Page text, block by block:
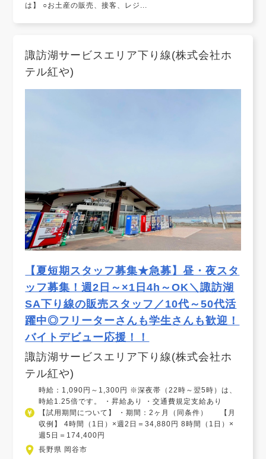
は】 ○お土産の販売、接客、レジ...
諏訪湖サービスエリア下り線(株式会社ホ
テル紅や)
【夏短期スタッフ募集★急募】昼・夜スタ
ッフ募集！週2日～×1日4h～OK＼諏訪湖
SA下り線の販売スタッフ／10代～50代活
躍中◎フリーターさんも学生さんも歓迎！
バイトデビュー応援！！
諏訪湖サービスエリア下り線(株式会社ホ
テル紅や)
時給：1,090円～1,300円 ※深夜帯（22時～翌5時）は、
時給1.25倍です。 ・昇給あり ・交通費規定支給あり
【試用期間について】 ・期間：2ヶ月（同条件） 【月
収例】 4時間（1日）×週2日＝34,880円 8時間（1日）×
週5日＝174,400円
長野県 岡谷市